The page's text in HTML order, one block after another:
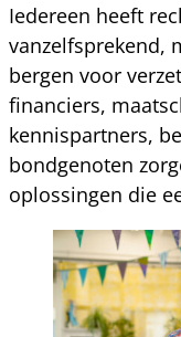
Iedereen heeft
vanzelfsprekend,
bergen voor
financiers,
kennispartners,
bondgenoten
oplossingen die